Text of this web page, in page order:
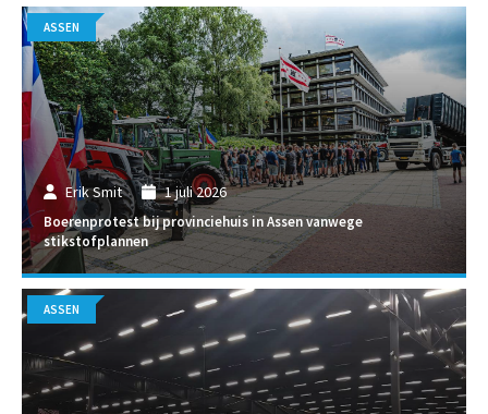
Erik Smit 1 juli 2026
Boerenprotest bij provinciehuis in Assen vanwege
stikstofplannen
ASSEN
ASSEN